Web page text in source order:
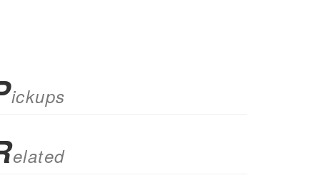
ickups
elated